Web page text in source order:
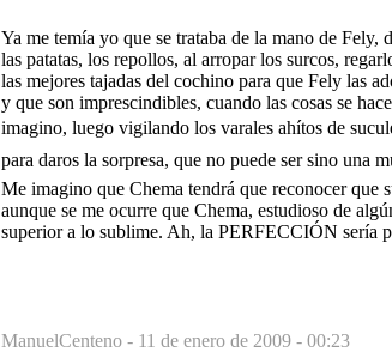
Ya me temía yo que se trataba de la mano de
las patatas, los repollos, al arropar los surcos,
las mejores tajadas del cochino para que Fely las
y que son imprescindibles, cuando las cosas se
imagino, luego vigilando los varales ahítos de
para daros la sorpresa, que no puede ser sino una
Me imagino que Chema tendrá que reconocer que
aunque se me ocurre que Chema, estudioso de
superior a lo sublime. Ah, la PERFECCIÓN sería
ManuelCenteno - 11 de enero de 2009 - 00:23